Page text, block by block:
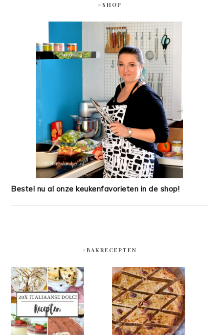
#SHOP
Bestel nu al onze keukenfavorieten in de shop!
#BAKRECEPTEN